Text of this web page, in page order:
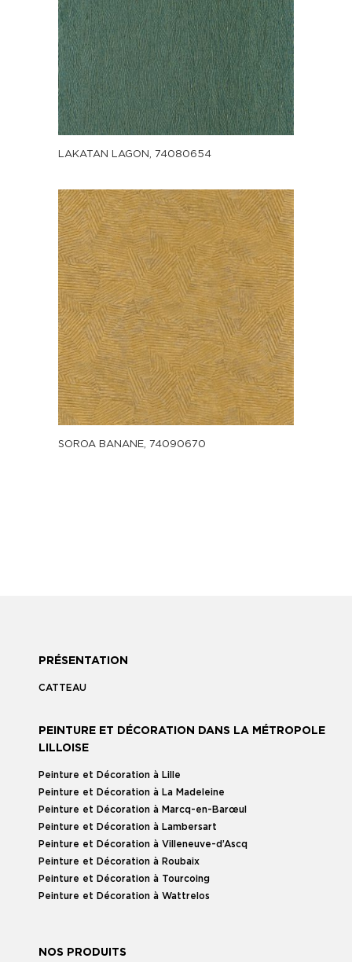
LAKATAN LAGON, 74080654
SOROA BANANE, 74090670
PRÉSENTATION
CATTEAU
PEINTURE ET DÉCORATION DANS LA MÉTROPOLE
LILLOISE
Peinture et Décoration à Lille
Peinture et Décoration à La Madeleine
Peinture et Décoration à Marcq-en-Barœul
Peinture et Décoration à Lambersart
Peinture et Décoration à Villeneuve-d’Ascq
Peinture et Décoration à Roubaix
Peinture et Décoration à Tourcoing
Peinture et Décoration à Wattrelos
NOS PRODUITS